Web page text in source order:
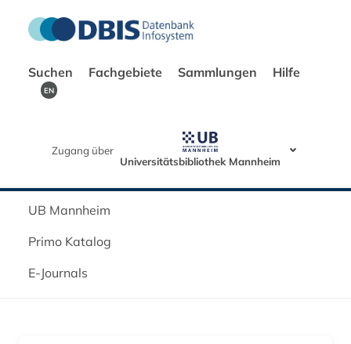
Suchen Fachgebiete Sammlungen Hilfe
EN
Zugang über
Universitätsbibliothek Mannheim
UB Mannheim
Primo Katalog
E-Journals